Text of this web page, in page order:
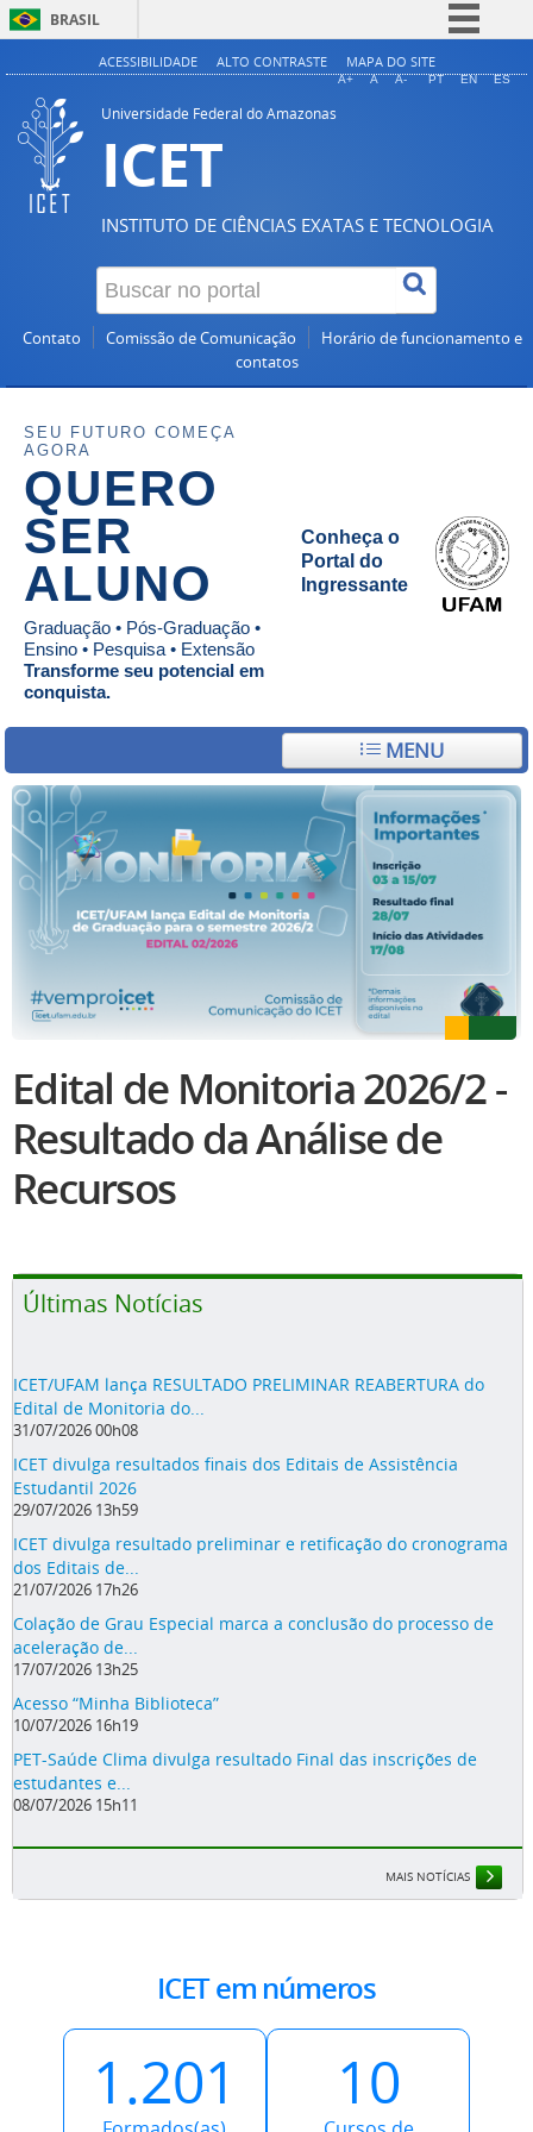
BRASIL
Simplifique!
ACESSIBILIDADE ALTO CONTRASTE MAPA DO SITE
A+ A A- PT EN ES
Universidade Federal do Amazonas
ICET
INSTITUTO DE CIÊNCIAS EXATAS E TECNOLOGIA
Contato Comissão de Comunicação
Horário de funcionamento e
contatos
SEU FUTURO COMEÇA
AGORA
QUERO
SER
ALUNO
Graduação • Pós-Graduação •
Ensino • Pesquisa • Extensão
Transforme seu potencial em
conquista.
Conheça o
Portal do
Ingressante
MENU
Edital de Monitoria 2026/2 -
Resultado da Análise de
Recursos
Últimas Notícias
ICET/UFAM lança RESULTADO PRELIMINAR REABERTURA do
Edital de Monitoria do...
31/07/2026 00h08
ICET divulga resultados finais dos Editais de Assistência
Estudantil 2026
29/07/2026 13h59
ICET divulga resultado preliminar e retificação do cronograma
dos Editais de...
21/07/2026 17h26
Colação de Grau Especial marca a conclusão do processo de
aceleração de...
17/07/2026 13h25
Acesso “Minha Biblioteca”
10/07/2026 16h19
PET-Saúde Clima divulga resultado Final das inscrições de
estudantes e...
08/07/2026 15h11
MAIS NOTÍCIAS
ICET em números
1.201 10